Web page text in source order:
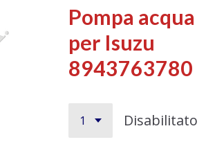
Pompa acqua
per Isuzu
8943763780
Disabilitato